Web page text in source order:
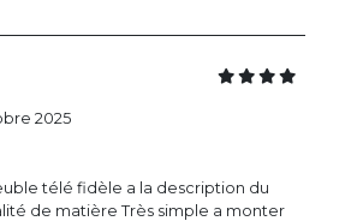
télé fidèle a la description du
de matière Très simple a monter
2025